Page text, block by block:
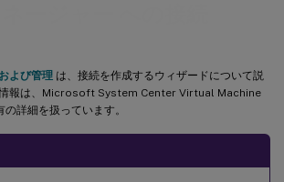
よび管理 は、接続を作成するウィザードについて説
情報は、Microsoft System Center Virtual Machine
詳細を扱っています。